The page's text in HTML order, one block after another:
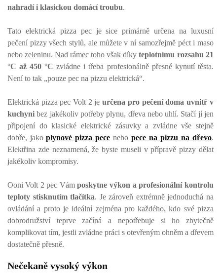
nahradí i klasickou domácí troubu.
Tato elektrická pizza pec je sice primárně určena na luxusní
pečení pizzy všech stylů, ale můžete v ní samozřejmě péct i maso
nebo zeleninu. Nad rámec toho však díky teplotnímu rozsahu 21
°C až 450 °C zvládne i třeba profesionálně přesné kynutí těsta.
Není to tak „pouze pec na pizzu elektrická“.
Elektrická pizza pec Volt 2 je určena pro pečení doma uvnitř v
kuchyni bez jakékoliv potřeby plynu, dřeva nebo uhlí. Stačí jí jen
připojení do klasické elektrické zásuvky a zvládne vše stejně
dobře, jako plynové pizza pece nebo pece na pizzu na dřevo.
Elektřina zde neznamená, že byste museli v přípravě pizzy dělat
jakékoliv kompromisy.
Ooni Volt 2 pec Vám poskytne výkon a profesionální kontrolu
teploty stisknutím tlačítka. Je zároveň extrémně jednoduchá na
ovládání a proto je ideální zejména pro každého, kdo své pizza
dobrodružství teprve začíná a nepotřebuje si ho zbytečně
komplikovat tím, jestli zvládne práci s otevřeným ohněm a dřevem
dostatečně přesně.
Nečekaně vysoký výkon